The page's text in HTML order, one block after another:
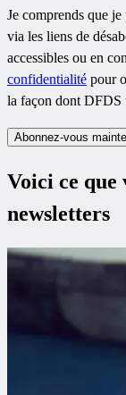
Je comprends que
via les liens de
accessibles ou en
confidentialité pour
la façon dont DFDS
Abonnez-vous
Voici ce que
newsletters